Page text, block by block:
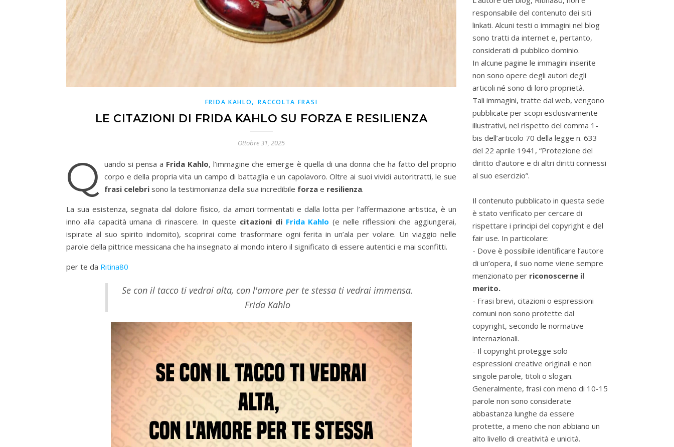
FRIDA KAHLO,RACCOLTA FRASI
LE CITAZIONI DI FRIDA KAHLO SU FORZA E RESILIENZA
Ottobre 31, 2025
Q uando si pensa a Frida Kahlo, l’immagine che emerge è quella di una donna che ha fatto del proprio
corpo e della propria vita un campo di battaglia e un capolavoro. Oltre ai suoi vividi autoritratti, le sue
frasi celebri sono la testimonianza della sua incredibile forza e resilienza.
La sua esistenza, segnata dal dolore fisico, da amori tormentati e dalla lotta per l’affermazione artistica, è un
inno alla capacità umana di rinascere. In queste citazioni di Frida Kahlo (e nelle riflessioni che aggiungerai,
ispirate al suo spirito indomito), scoprirai come trasformare ogni ferita in un’ala per volare. Un viaggio nelle
parole della pittrice messicana che ha insegnato al mondo intero il significato di essere autentici e mai sconfitti.
per te da Ritina80
Se con il tacco ti vedrai alta, con l'amore per te stessa ti vedrai immensa.
Frida Kahlo
responsabile del contenuto dei siti
linkati. Alcuni testi o immagini nel blog
sono tratti da internet e, pertanto,
considerati di pubblico dominio.
In alcune pagine le immagini inserite
non sono opere degli autori degli
articoli né sono di loro proprietà.
Tali immagini, tratte dal web, vengono
pubblicate per scopi esclusivamente
illustrativi, nel rispetto del comma 1-
bis dell’articolo 70 della legge n. 633
del 22 aprile 1941, “Protezione del
diritto d’autore e di altri diritti connessi
al suo esercizio”.
Il contenuto pubblicato in questa sede
è stato verificato per cercare di
rispettare i principi del copyright e del
fair use. In particolare:
- Dove è possibile identificare l’autore
di un’opera, il suo nome viene sempre
menzionato per riconoscerne il
merito.
- Frasi brevi, citazioni o espressioni
comuni non sono protette dal
copyright, secondo le normative
internazionali.
- Il copyright protegge solo
espressioni creative originali e non
singole parole, titoli o slogan.
Generalmente, frasi con meno di 10-15
parole non sono considerate
abbastanza lunghe da essere
protette, a meno che non abbiano un
alto livello di creatività e unicità.